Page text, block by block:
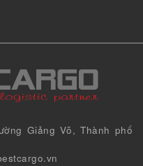
Giảng Võ, Thành phố